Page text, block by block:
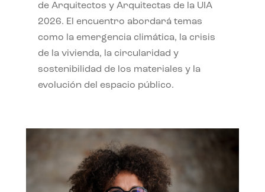
de Arquitectos y Arquitectas de la UIA
2026. El encuentro abordará temas
como la emergencia climática, la crisis
de la vivienda, la circularidad y
sostenibilidad de los materiales y la
evolución del espacio público.